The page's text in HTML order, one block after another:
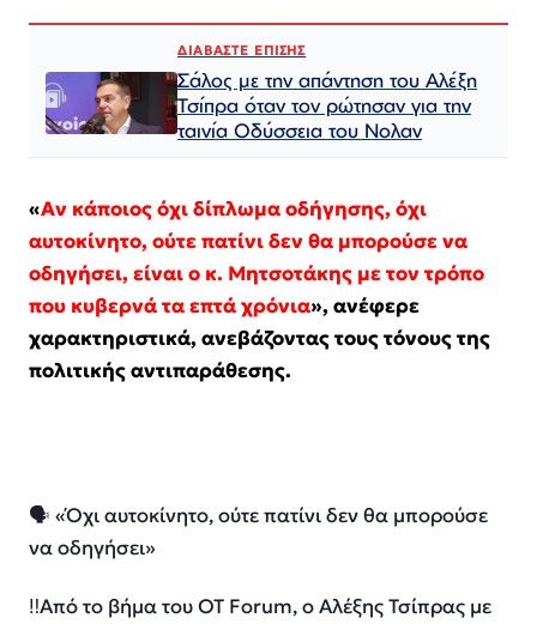
ΔΙΑΒΑΣΤΕ ΕΠΙΣΗΣ
Σάλος με την απάντηση του Αλέξη
Τσίπρα όταν τον ρώτησαν για την
ταινία Οδύσσεια του Νολαν
«Αν κάποιος όχι δίπλωμα οδήγησης, όχι
αυτοκίνητο, ούτε πατίνι δεν θα μπορούσε να
οδηγήσει, είναι ο κ. Μητσοτάκης με τον τρόπο
που κυβερνά τα επτά χρόνια», ανέφερε
χαρακτηριστικά, ανεβάζοντας τους τόνους της
πολιτικής αντιπαράθεσης.
🗣️ «Όχι αυτοκίνητο, ούτε πατίνι δεν θα μπορούσε
να οδηγήσει»
‼️Από το βήμα του OT Forum, ο Αλέξης Τσίπρας με